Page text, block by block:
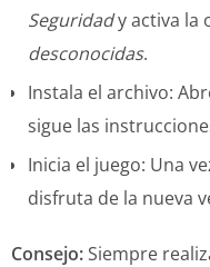
Seguridady activa la
desconocidas.
Instala el archivo:
sigue las
Inicia el juego: Una
disfruta de la nueva
Consejo:Siempre